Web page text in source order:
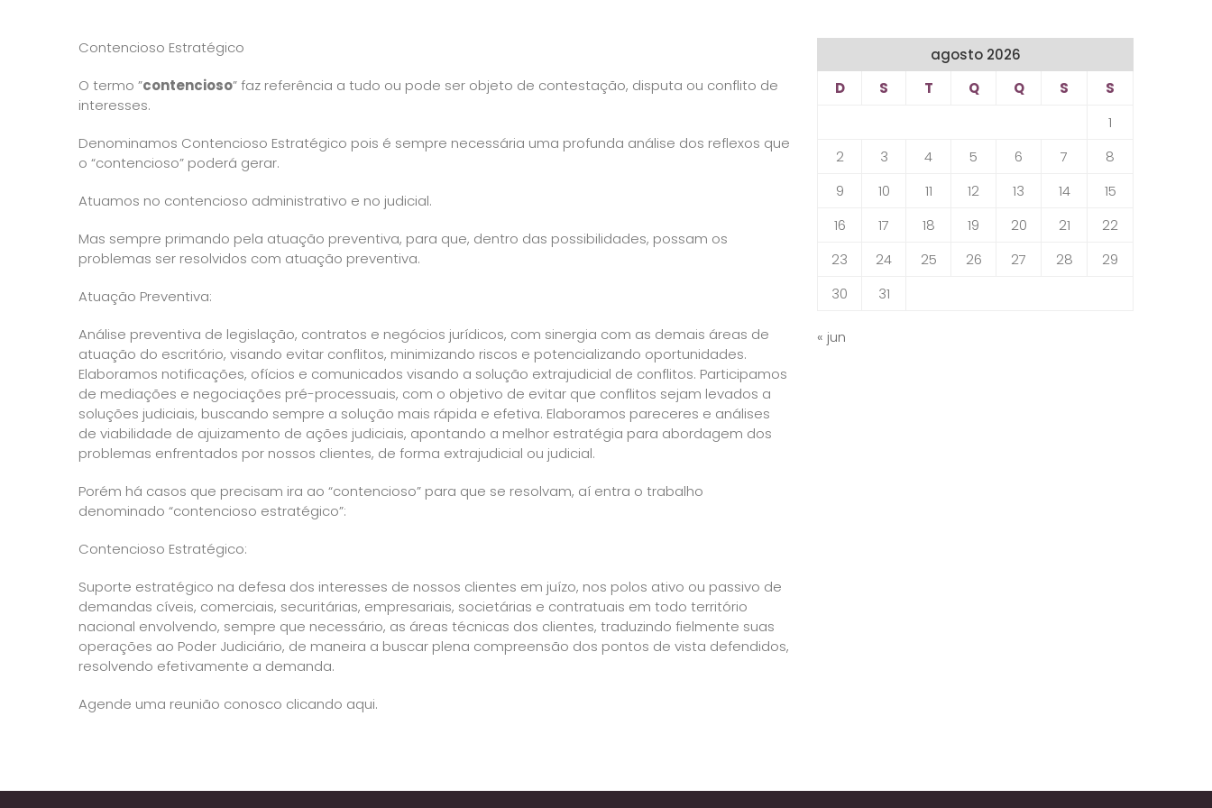
Contencioso Estratégico
O termo ”contencioso” faz referência a tudo ou pode ser objeto de contestação, disputa ou conflito de
interesses.
Denominamos Contencioso Estratégico pois é sempre necessária uma profunda análise dos reflexos que
o “contencioso” poderá gerar.
Atuamos no contencioso administrativo e no judicial.
Mas sempre primando pela atuação preventiva, para que, dentro das possibilidades, possam os
problemas ser resolvidos com atuação preventiva.
Atuação Preventiva:
Análise preventiva de legislação, contratos e negócios jurídicos, com sinergia com as demais áreas de
atuação do escritório, visando evitar conflitos, minimizando riscos e potencializando oportunidades.
Elaboramos notificações, ofícios e comunicados visando a solução extrajudicial de conflitos. Participamos
de mediações e negociações pré-processuais, com o objetivo de evitar que conflitos sejam levados a
soluções judiciais, buscando sempre a solução mais rápida e efetiva. Elaboramos pareceres e análises
de viabilidade de ajuizamento de ações judiciais, apontando a melhor estratégia para abordagem dos
problemas enfrentados por nossos clientes, de forma extrajudicial ou judicial.
Porém há casos que precisam ira ao “contencioso” para que se resolvam, aí entra o trabalho
denominado “contencioso estratégico”:
Contencioso Estratégico:
Suporte estratégico na defesa dos interesses de nossos clientes em juízo, nos polos ativo ou passivo de
demandas cíveis, comerciais, securitárias, empresariais, societárias e contratuais em todo território
nacional envolvendo, sempre que necessário, as áreas técnicas dos clientes, traduzindo fielmente suas
operações ao Poder Judiciário, de maneira a buscar plena compreensão dos pontos de vista defendidos,
resolvendo efetivamente a demanda.
Agende uma reunião conosco clicando aqui.
agosto 2026
D
S T Q Q S
S
1
2
3 4 5 6 7
8
9
10 11 12 13 14
15
16
17 18 19 20 21
22
23
24 25 26 27 28
29
30
31
« jun